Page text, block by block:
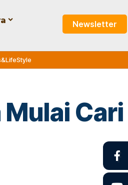
Newsletter